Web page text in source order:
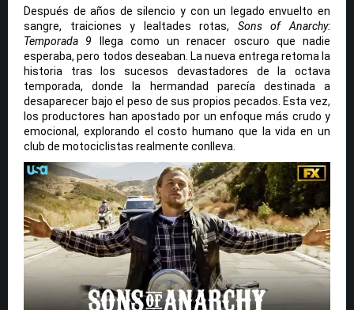
Después de años de silencio y con un legado envuelto en
sangre, traiciones y lealtades rotas, Sons of Anarchy:
Temporada 9 llega como un renacer oscuro que nadie
esperaba, pero todos deseaban. La nueva entrega retoma la
historia tras los sucesos devastadores de la octava
temporada, donde la hermandad parecía destinada a
desaparecer bajo el peso de sus propios pecados. Esta vez,
los productores han apostado por un enfoque más crudo y
emocional, explorando el costo humano que la vida en un
club de motociclistas realmente conlleva.